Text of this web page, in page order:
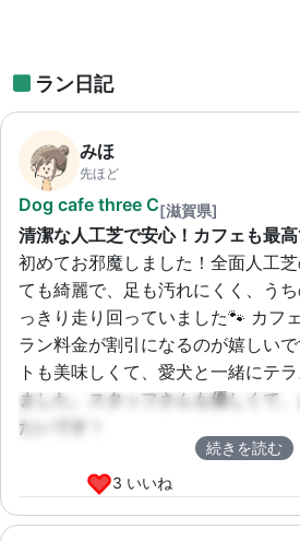
ラン日記
みほ
先ほど
Dog cafe three C[滋賀県]
清潔な人工芝で安心！カフェも最
初めてお邪魔しました！全面人工
ても綺麗で、足も汚れにくく、う
っきり走り回っていました🐾 カフ
ラン料金が割引になるのが嬉しい
トも美味しくて、愛犬と一緒にテ
ました。スタッフさんも優しくて
たいです！
続きを読む
3 いいね